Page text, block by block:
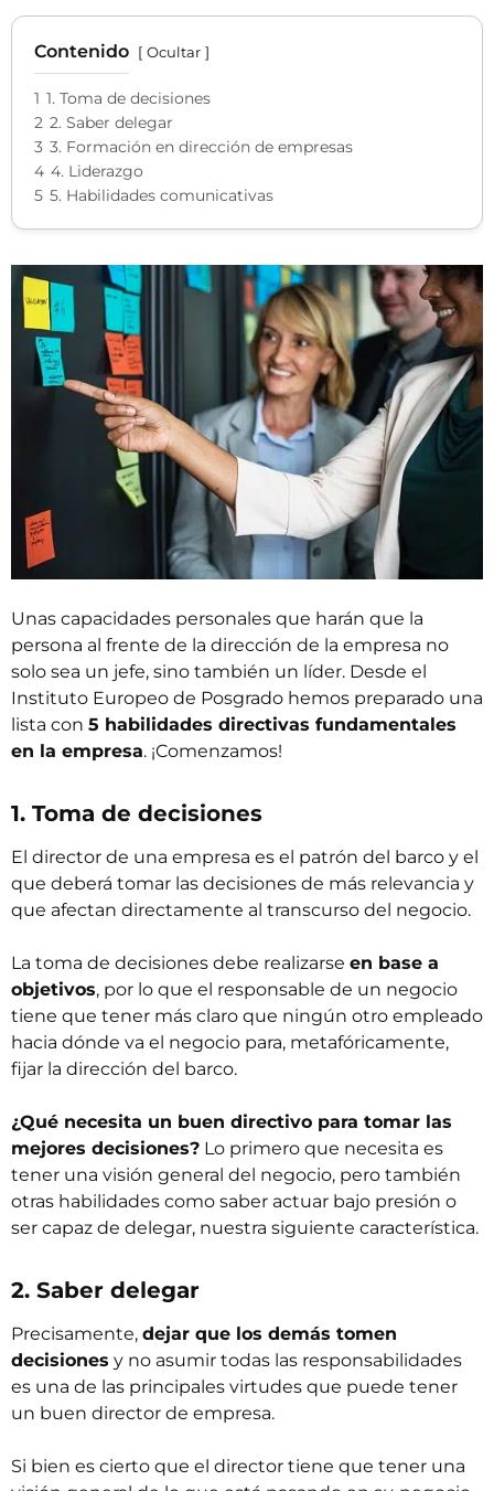
Contenido Ocultar
1 1. Toma de decisiones
2 2. Saber delegar
3 3. Formación en dirección de empresas
4 4. Liderazgo
5 5. Habilidades comunicativas
Unas capacidades personales que harán que la
persona al frente de la dirección de la empresa no
solo sea un jefe, sino también un líder. Desde el
Instituto Europeo de Posgrado hemos preparado una
lista con 5 habilidades directivas fundamentales
en la empresa. ¡Comenzamos!
1. Toma de decisiones
El director de una empresa es el patrón del barco y el
que deberá tomar las decisiones de más relevancia y
que afectan directamente al transcurso del negocio.
La toma de decisiones debe realizarse en base a
objetivos, por lo que el responsable de un negocio
tiene que tener más claro que ningún otro empleado
hacia dónde va el negocio para, metafóricamente,
fijar la dirección del barco.
¿Qué necesita un buen directivo para tomar las
mejores decisiones? Lo primero que necesita es
tener una visión general del negocio, pero también
otras habilidades como saber actuar bajo presión o
ser capaz de delegar, nuestra siguiente característica.
2. Saber delegar
Precisamente, dejar que los demás tomen
decisiones y no asumir todas las responsabilidades
es una de las principales virtudes que puede tener
un buen director de empresa.
Si bien es cierto que el director tiene que tener una